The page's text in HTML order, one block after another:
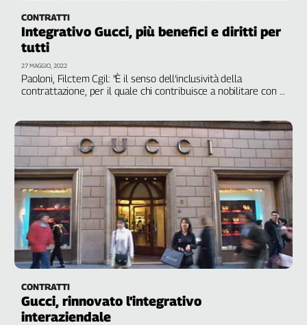
CONTRATTI
Integrativo Gucci, più benefici e diritti per
tutti
Paoloni, Filctem Cgil: "È il senso dell’inclusività della
contrattazione, per il quale chi contribuisce a nobilitare con il
tutti”
27 MAGGIO, 2022
CONTRATTI
Gucci, rinnovato l'integrativo
interaziendale